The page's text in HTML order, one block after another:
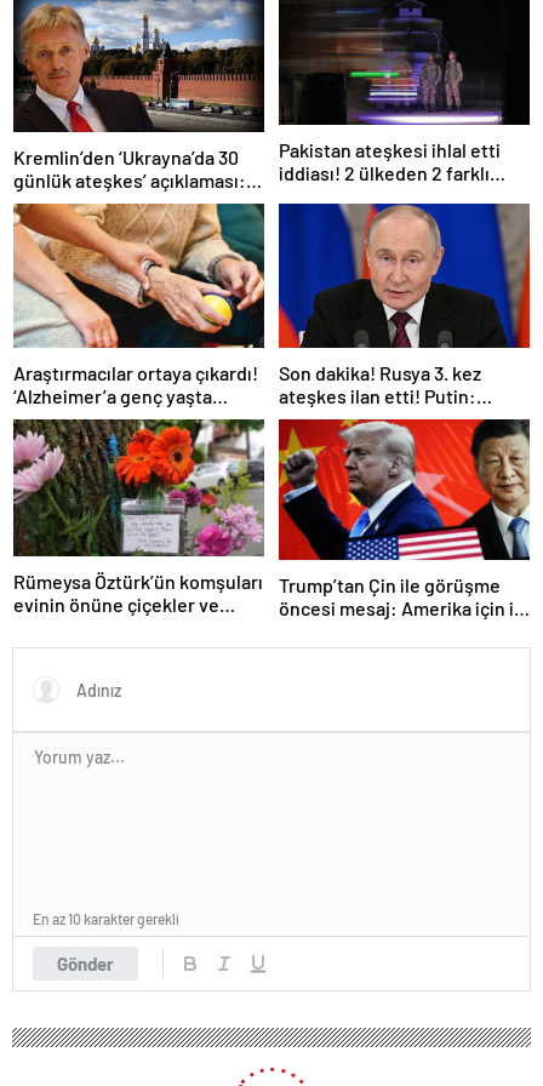
Kremlin’den ‘Ukrayna’da 30
günlük ateşkes’ açıklaması:
Bunu iyice düşünmeliyiz
Pakistan ateşkesi ihlal etti
iddiası! 2 ülkeden 2 farklı
Araştırmacılar ortaya çıkardı!
‘Alzheimer’a genç yaşta
yakalanabilirsiniz’
Son dakika! Rusya 3. kez
ateşkes ilan etti! Putin:
Erdoğan ile görüşme
gerçekleştireceğiz
Rümeysa Öztürk’ün komşuları
evinin önüne çiçekler ve
Trump’tan Çin ile görüşme
öncesi mesaj: Amerika için iyi
Gönder
En az 10 karakter gerekli